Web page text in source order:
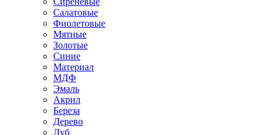
Салатовые
Фиолетовые
Мятные
Золотые
Синие
Материал
МДФ
Эмаль
Акрил
Береза
Дерево
Дуб